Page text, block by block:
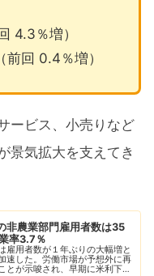
4.3％増）
回 0.4％増）
ービス、小売りなど
景気拡大を支えてき
非農業部門雇用者数は35
率3.7％
雇用者数が１年ぶりの大幅増と
速した。労働市場が予想外に再
とが示唆され、早期に米利下げ